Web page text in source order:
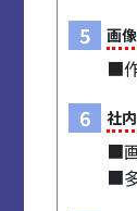
5 画
■
6 社
■
■